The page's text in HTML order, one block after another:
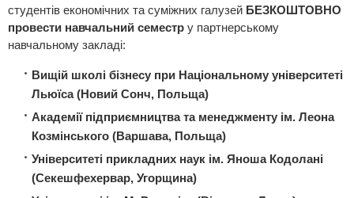
студентів економічних та суміжних галузей БЕЗКОШТОВНО
провести навчальний семестр у партнерському
навчальному закладі:
Вищій школі бізнесу при Національному університеті
Льюїса (Новий Сонч, Польща)
Академії підприємництва та менеджменту ім. Леона
Козмінського (Варшава, Польща)
Університеті прикладних наук ім. Яноша Кодолані
(Секешфехервар, Угорщина)